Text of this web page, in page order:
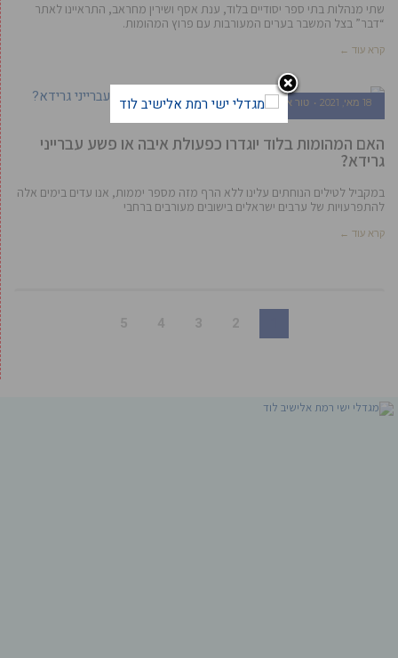
שתי מנהלות בתי ספר יסודיים בלוד, ענת אסף ושירין מחראב, התראיינו לאתר
“דבר” בצל המשבר בערים המעורבות עם פרוץ המהומות.
קרא עוד ←
18 מאי, 2021 טור אורח
האם המהומות בלוד יוגדרו כפעולת איבה או פשע עברייני
גרידא?
במקביל לטילים הנוחתים עלינו ללא הרף מזה מספר יממות, אנו עדים בימים אלה
להתפרעויות של ערבים ישראלים בישובים מעורבים ברחבי
קרא עוד ←
2
3
4
5